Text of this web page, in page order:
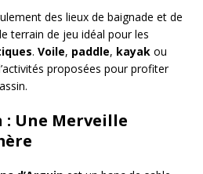
des lieux de baignade et de
terrain de jeu idéal pour les
. Voile, paddle, kayak ou
proposées pour profiter
: Une Merveille